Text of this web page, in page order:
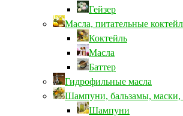
Гейзер
Масла, питательные
Коктейль
Масла
Баттер
Гидрофильные масла
Шампуни, бальзамы, маски,
Шампуни